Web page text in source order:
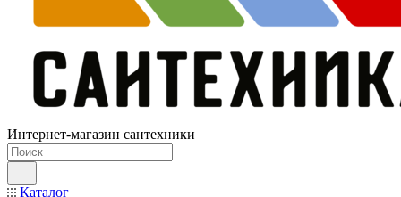
Интернет-магазин сантехники
Каталог